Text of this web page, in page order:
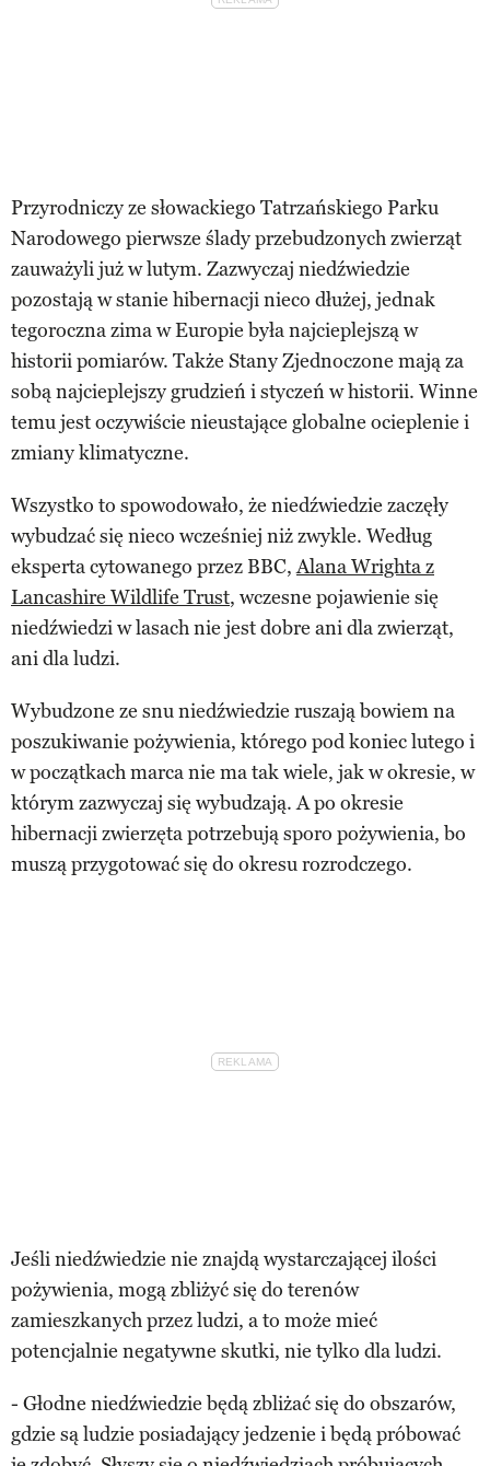
Przyrodniczy ze słowackiego Tatrzańskiego Parku
Narodowego pierwsze ślady przebudzonych zwierząt
zauważyli już w lutym. Zazwyczaj niedźwiedzie
pozostają w stanie hibernacji nieco dłużej, jednak
tegoroczna zima w Europie była najcieplejszą w
historii pomiarów. Także Stany Zjednoczone mają za
sobą najcieplejszy grudzień i styczeń w historii. Winne
temu jest oczywiście nieustające globalne ocieplenie i
zmiany klimatyczne.
Wszystko to spowodowało, że niedźwiedzie zaczęły
wybudzać się nieco wcześniej niż zwykle. Według
eksperta cytowanego przez BBC,Alana Wrighta z
Lancashire Wildlife Trust, wczesne pojawienie się
niedźwiedzi w lasach nie jest dobre ani dla zwierząt,
ani dla ludzi.
Wybudzone ze snu niedźwiedzie ruszają bowiem na
poszukiwanie pożywienia, którego pod koniec lutego i
w początkach marca nie ma tak wiele, jak w okresie, w
którym zazwyczaj się wybudzają. A po okresie
hibernacji zwierzęta potrzebują sporo pożywienia, bo
muszą przygotować się do okresu rozrodczego.
Jeśli niedźwiedzie nie znajdą wystarczającej ilości
pożywienia, mogą zbliżyć się do terenów
zamieszkanych przez ludzi, a to może mieć
potencjalnie negatywne skutki, nie tylko dla ludzi.
- Głodne niedźwiedzie będą zbliżać się do obszarów,
gdzie są ludzie posiadający jedzenie i będą próbować